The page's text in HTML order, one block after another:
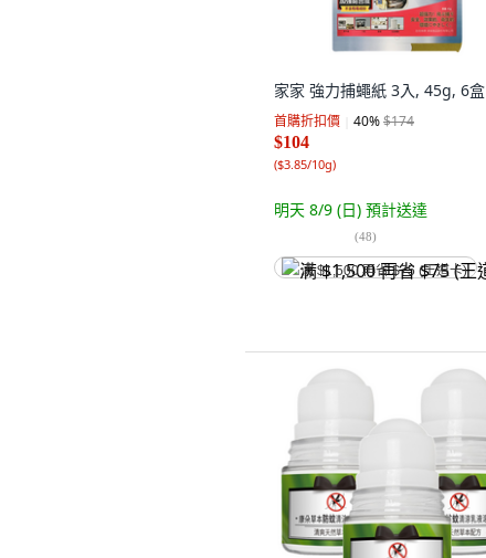
家家 強力捕蠅紙 3入, 45g, 6盒
首購折扣價 40%$174
$104
($3.85/10g)
明天 8/9 (日) 預計送達
(48)
满 $1,500 再省 $75 (王道卡)